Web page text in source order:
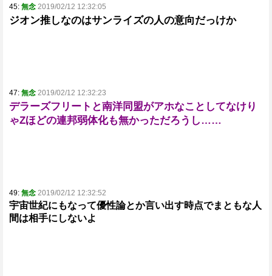
45: 無念 2019/02/12 12:32:05
ジオン推しなのはサンライズの人の意向だっけか
47: 無念 2019/02/12 12:32:23
デラーズフリートと南洋同盟がアホなことしてなけり
ゃZほどの連邦弱体化も無かっただろうし……
49: 無念 2019/02/12 12:32:52
宇宙世紀にもなって優性論とか言い出す時点でまともな人
間は相手にしないよ